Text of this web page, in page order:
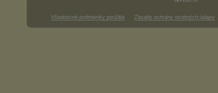
Všeobecné podmienky použitia Zásady ochrany osobných údajov